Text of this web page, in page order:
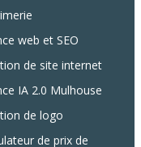
web et SEO
de site internet
IA 2.0 Mulhouse
de logo
de prix de